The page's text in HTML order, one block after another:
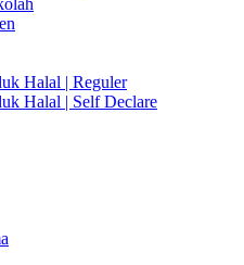
Halal | Reguler
Halal | Self Declare